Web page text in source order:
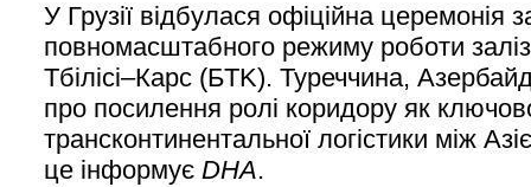
У Грузії відбулася офіційна церемонія
повномасштабного режиму роботи
Тбілісі–Карс (БTK). Туреччина,
про посилення ролі коридору як
трансконтинентальної логістики між
це інформує DHA.